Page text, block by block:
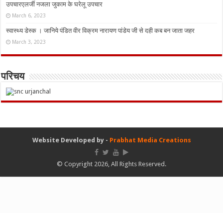
उपचारएलर्जी नजला जुकाम के घरेलू उपचार
March 6, 2023
स्वास्थ्य डेस्क । जानिये पंडित वीर विक्रम नारायण पांडेय जी से दही कब बन जाता जहर
March 3, 2023
परिचय
Website Developed by - Prabhat Media Creations
© Copyright 2026, All Rights Reserved.